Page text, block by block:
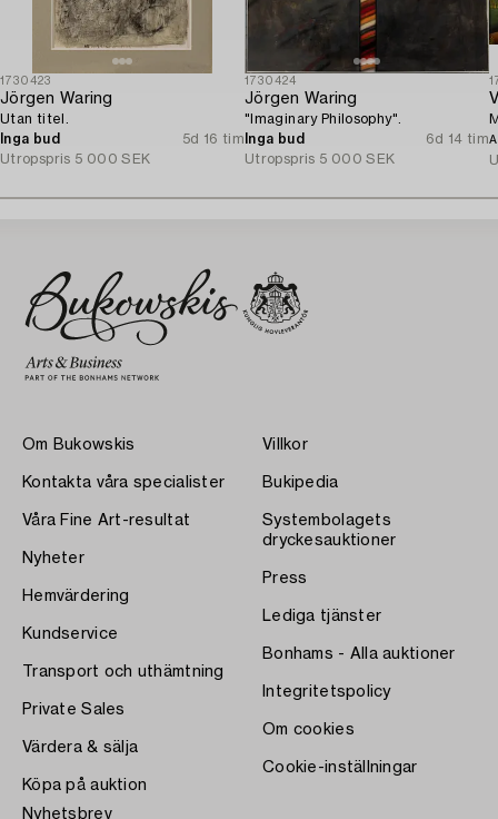
1730423
Jörgen Waring
Utan titel.
Inga bud
5d 16 tim
Utropspris 5 000 SEK
1730424
Jörgen Waring
"Imaginary Philosophy".
Inga bud
6d 14 tim
Utropspris 5 000 SEK
Om Bukowskis
Kontakta våra specialister
Våra Fine Art-resultat
Nyheter
Hemvärdering
Kundservice
Transport och uthämtning
Private Sales
Värdera & sälja
Köpa på auktion
Villkor
Bukipedia
Systembolagets
dryckesauktioner
Press
Lediga tjänster
Bonhams - Alla auktioner
Integritetspolicy
Om cookies
Cookie-inställningar
Nyhetsbrev